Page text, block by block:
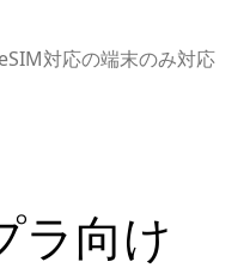
対応の端末のみ対応
ラ向け